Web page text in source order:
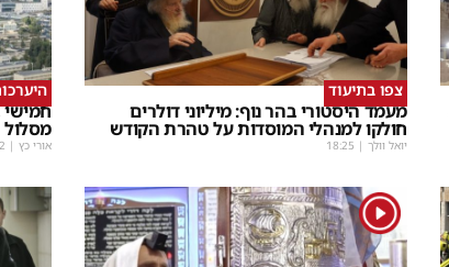
צפו בתיעוד
מעמד היסטורי בהר נוף: מיליוני דולרים
חולקו למנהלי המוסדות על טהרת הקודש
יואל וולך |
18:25
חמישי
מסלול
אורי כץ |
1